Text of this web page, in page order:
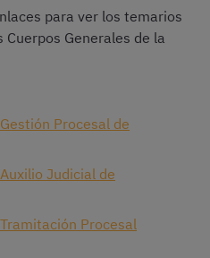
para ver los temarios
Generales de la
Procesal de
Judicial de
Procesal